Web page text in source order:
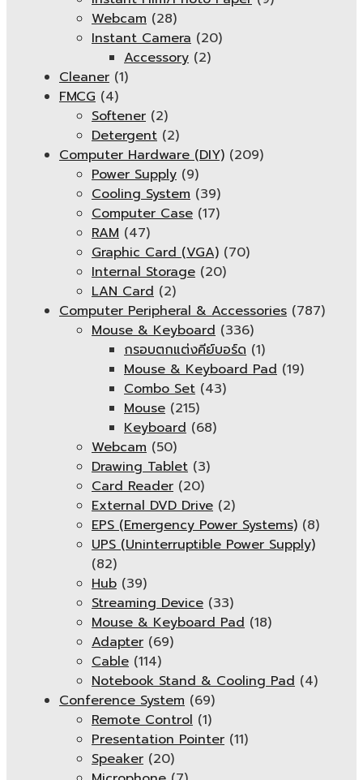
Webcam (28)
Instant Camera (20)
Accessory (2)
Cleaner (1)
FMCG (4)
Softener (2)
Detergent (2)
Computer Hardware (DIY) (209)
Power Supply (9)
Cooling System (39)
Computer Case (17)
RAM (47)
Graphic Card (VGA) (70)
Internal Storage (20)
LAN Card (2)
Computer Peripheral & Accessories (787)
Mouse & Keyboard (336)
กรอบตกแต่งคีย์บอร์ด (1)
Mouse & Keyboard Pad (19)
Combo Set (43)
Mouse (215)
Keyboard (68)
Webcam (50)
Drawing Tablet (3)
Card Reader (20)
External DVD Drive (2)
EPS (Emergency Power Systems) (8)
UPS (Uninterruptible Power Supply)
(82)
Hub (39)
Streaming Device (33)
Mouse & Keyboard Pad (18)
Adapter (69)
Cable (114)
Notebook Stand & Cooling Pad (4)
Conference System (69)
Remote Control (1)
Presentation Pointer (11)
Speaker (20)